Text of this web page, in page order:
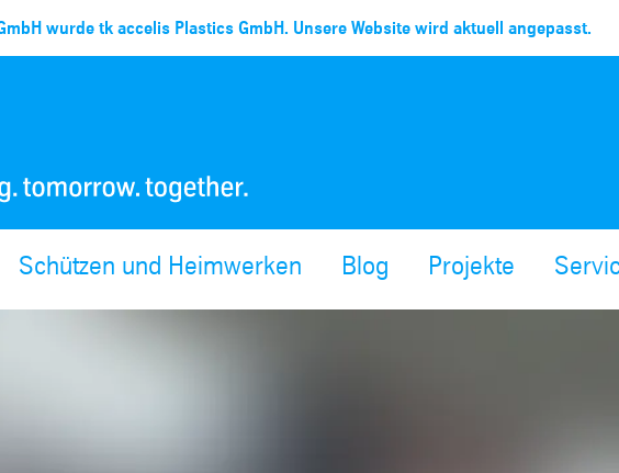
wurde tk accelis Plastics GmbH. Unsere Website wird aktuell angepasst.
Schützen und Heimwerken Blog Projekte